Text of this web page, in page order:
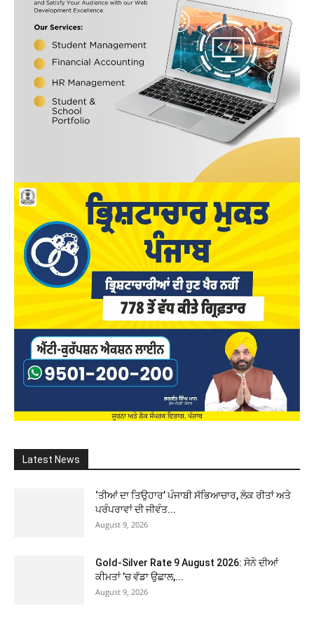
Latest News
‘ਤੀਆਂ ਦਾ ਤਿਉਹਾਰ’ ਪੰਜਾਬੀ ਸੱਭਿਆਚਾਰ, ਲੋਕ ਰੀਤਾਂ ਅਤੇ
ਪਰੰਪਰਾਵਾਂ ਦੀ ਜੀਵੰਤ...
August 9, 2026
Gold-Silver Rate 9 August 2026: ਸੋਨੇ ਦੀਆਂ
ਕੀਮਤਾਂ ’ਚ ਵੱਡਾ ਉਛਾਲ,...
August 9, 2026